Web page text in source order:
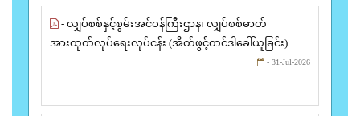
- လျှပ်စစ်နှင့်စွမ်းအင်ဝန်ကြီးဌာန၊ လျှပ်စစ်ဓာတ်
အားထုတ်လုပ်ရေးလုပ်ငန်း (အိတ်ဖွင့်တင်ဒါခေါ်ယူခြင်း)
- 31-Jul-2026